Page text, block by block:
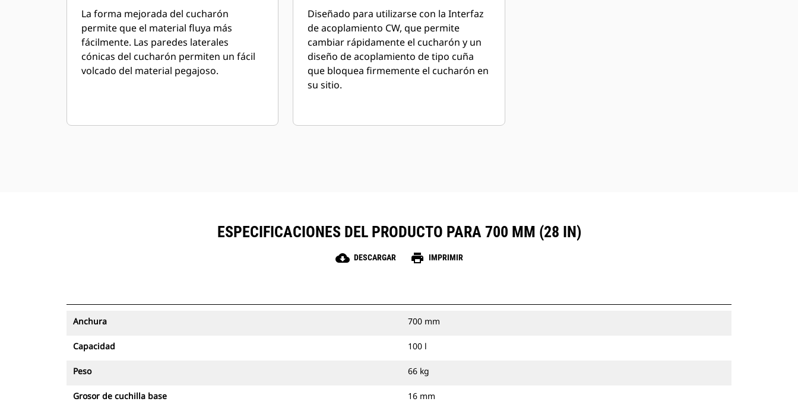
La forma mejorada del cucharón
permite que el material fluya más
fácilmente. Las paredes laterales
cónicas del cucharón permiten un fácil
volcado del material pegajoso.
Diseñado para utilizarse con la Interfaz
de acoplamiento CW, que permite
cambiar rápidamente el cucharón y un
diseño de acoplamiento de tipo cuña
que bloquea firmemente el cucharón en
su sitio.
ESPECIFICACIONES DEL PRODUCTO PARA 700 MM (28 IN)
cloud_download DESCARGAR print IMPRIMIR
Anchura 700 mm
Capacidad 100 l
Peso 66 kg
Grosor de cuchilla base 16 mm